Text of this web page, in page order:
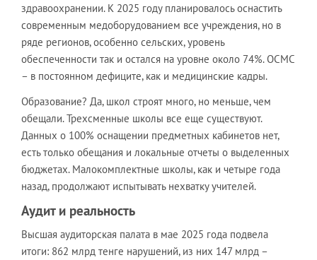
здравоохранении. К 2025 году планировалось оснастить
современным медоборудованием все учреждения, но в
ряде регионов, особенно сельских, уровень
обеспеченности так и остался на уровне около 74%. ОСМС
– в постоянном дефиците, как и медицинские кадры.
Образование? Да, школ строят много, но меньше, чем
обещали. Трехсменные школы все еще существуют.
Данных о 100% оснащении предметных кабинетов нет,
есть только обещания и локальные отчеты о выделенных
бюджетах. Малокомплектные школы, как и четыре года
назад, продолжают испытывать нехватку учителей.
Аудит и реальность
Высшая аудиторская палата в мае 2025 года подвела
итоги: 862 млрд тенге нарушений, из них 147 млрд –